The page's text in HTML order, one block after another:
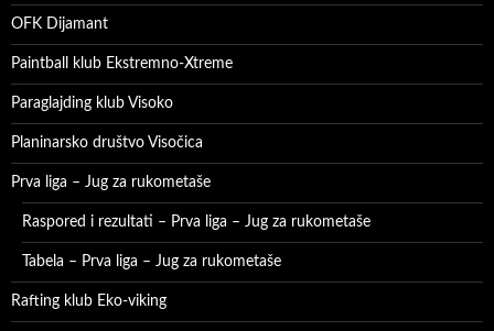
OFK Dijamant
Paintball klub Ekstremno-Xtreme
Paraglajding klub Visoko
Planinarsko društvo Visočica
Prva liga – Jug za rukometaše
Raspored i rezultati – Prva liga – Jug za rukometaše
Tabela – Prva liga – Jug za rukometaše
Rafting klub Eko-viking